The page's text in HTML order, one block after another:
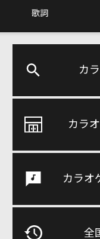
歌詞
カ
カラ
カラオ
全